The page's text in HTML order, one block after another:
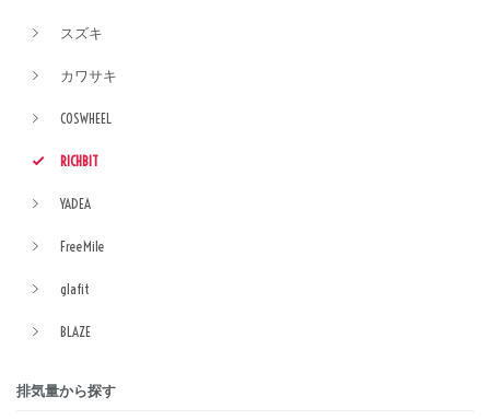
スズキ
カワサキ
COSWHEEL
RICHBIT
YADEA
FreeMile
glafit
BLAZE
排気量から探す